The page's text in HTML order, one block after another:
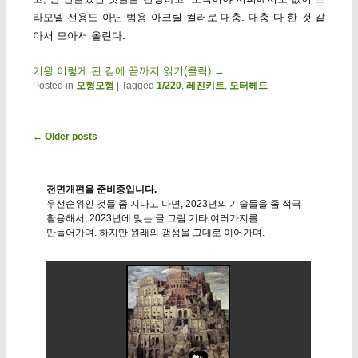
라모델 전용도 아닌 범용 아크릴 컬러로 대충. 대충 다 한 것 같
아서 모아서 올린다.
기왕 이렇게 된 김에 끝까지 읽기(클릭) →
Posted in 모형모형 Tagged 1/220, 레진키트, 모터헤드
Post navigation
← Older posts
전면개편을 준비중입니다.
우선순위인 것들 좀 지나고 나면, 2023년의 기술들을 좀 적극
활용해서, 2023년에 맞는 글 그림 기타 여러가지를
만들어가며. 하지만 원래의 갬성을 그대로 이어가며.